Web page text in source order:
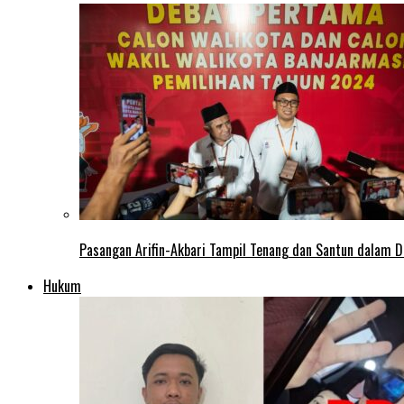
Pasangan Arifin-Akbari Tampil Tenang dan Santun dalam
Hukum